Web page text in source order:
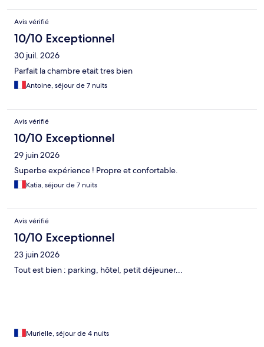
Avis vérifié
10/10 Exceptionnel
30 juil. 2026
Parfait la chambre etait tres bien
Antoine, séjour de 7 nuits
Avis vérifié
10/10 Exceptionnel
29 juin 2026
Superbe expérience ! Propre et confortable.
Katia, séjour de 7 nuits
Avis vérifié
10/10 Exceptionnel
23 juin 2026
Tout est bien : parking, hôtel, petit déjeuner...
Murielle, séjour de 4 nuits